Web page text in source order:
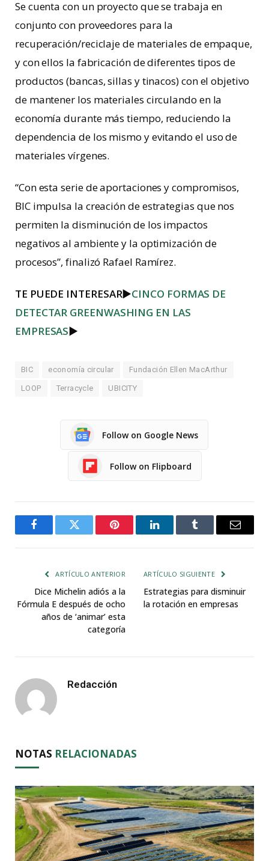
Se cuenta con un proyecto que se trabaja en
conjunto con proveedores para la
recuperación/reciclaje de materiales de empaque,
y con ellos la fabricación de diferentes tipos de
productos (bancas, sillas y tinacos) con el objetivo
de mantener los materiales circulando en la
economía durante más tiempo, reduciendo la
dependencia de los mismo y evitando el uso de
materiales vírgenes.
“Con esta serie de aportaciones y compromisos,
BIC impulsa la creación de estrategias que nos
permiten la disminución de los impactos
negativos al ambiente y la optimización de
procesos”, finalizó Rafael Ramírez.
TE PUEDE INTERESAR►CINCO FORMAS DE
DETECTAR GREENWASHING EN LAS
EMPRESAS►
BIC economía circular Fundación Ellen MacArthur
LOOP Terracycle UBICITY
Follow on Google News
Follow on Flipboard
FacebookTwitter Pinterest LinkedInTumblr Email
ARTÍCULO ANTERIOR
Dice Michelin adiós a la
Fórmula E después de ocho
años de ‘animar’ esta
categoría
ARTÍCULO SIGUIENTE
Estrategias para disminuir
la rotación en empresas
Redacción
NOTAS RELACIONADAS